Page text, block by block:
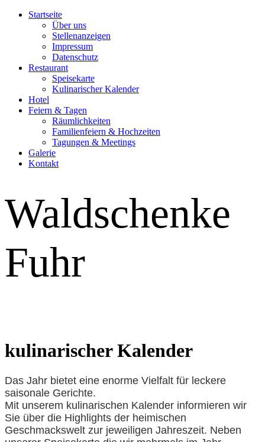
Startseite
Über uns
Stellenanzeigen
Impressum
Datenschutz
Restaurant
Speisekarte
Kulinarischer Kalender
Hotel
Feiern & Tagen
Räumlichkeiten
Familienfeiern & Hochzeiten
Tagungen & Meetings
Galerie
Kontakt
Waldschenke
Fuhr
kulinarischer Kalender
Das Jahr bietet eine enorme Vielfalt für leckere
saisonale Gerichte.
Mit unserem kulinarischen Kalender informieren wir
Sie über die Highlights der heimischen
Geschmackswelt zur jeweiligen Jahreszeit. Neben